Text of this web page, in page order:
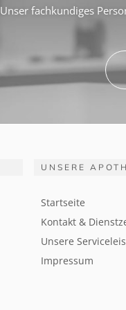
Unser fachkundiges
UNSERE
Startseite
Kontakt &
Unsere
Impressum